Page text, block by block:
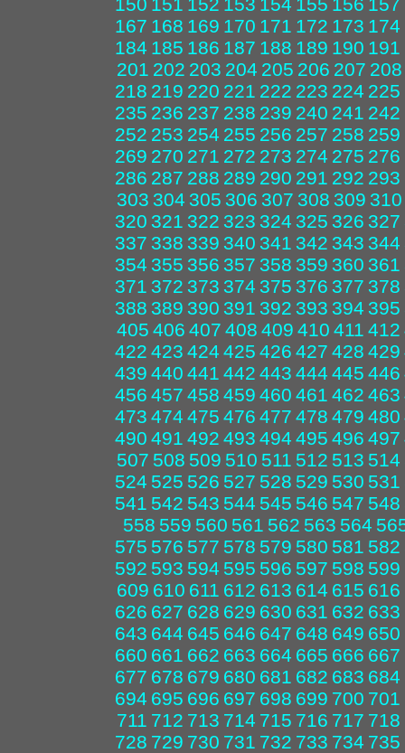
167 168 169 170 171 172 173 174
184 185 186 187 188 189 190 191
201 202 203 204 205 206 207 208
218 219 220 221 222 223 224 225
235 236 237 238 239 240 241 242
252 253 254 255 256 257 258 259
269 270 271 272 273 274 275 276
286 287 288 289 290 291 292 293
303 304 305 306 307 308 309 310
320 321 322 323 324 325 326 327
337 338 339 340 341 342 343 344
354 355 356 357 358 359 360 361
371 372 373 374 375 376 377 378
388 389 390 391 392 393 394 395
405 406 407 408 409 410 411 412
422 423 424 425 426 427 428 429
439 440 441 442 443 444 445 446
456 457 458 459 460 461 462 463
473 474 475 476 477 478 479 480
490 491 492 493 494 495 496 497
507 508 509 510 511 512 513 514
524 525 526 527 528 529 530 531
541 542 543 544 545 546 547 548
558 559 560 561 562 563 564
575 576 577 578 579 580 581 582
592 593 594 595 596 597 598 599
609 610 611 612 613 614 615 616
626 627 628 629 630 631 632 633
643 644 645 646 647 648 649 650
660 661 662 663 664 665 666 667
677 678 679 680 681 682 683 684
694 695 696 697 698 699 700 701
711 712 713 714 715 716 717 718
728 729 730 731 732 733 734 735